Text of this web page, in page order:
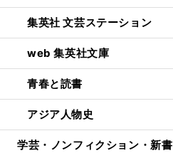
集英社 文芸ステーション
web 集英社文庫
青春と読書
アジア人物史
学芸・ノンフィクション・新書